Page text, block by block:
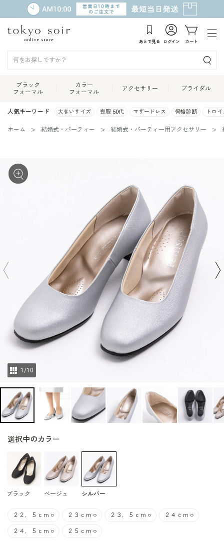
あとで見る ログイン カート
ブラック
フォーマル
カラー
フォーマル
アクセサリー ブライダル
人気キーワード 大きいサイズ 喪服 50代 マザードレス 骨格診断 トロ
ホーム 結婚式・パーティー 結婚式・パーティー用アクセサリー
1 /10
選択中のカラー
ブラック ベージュ シルバー
２２．５ｃｍ ○ ２３ｃｍ ○ ２３．５ｃｍ ○ ２４ｃｍ ○
２４．５ｃｍ ○ ２５ｃｍ ○